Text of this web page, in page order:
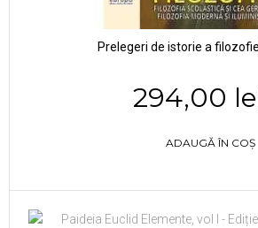
Prelegeri de istorie a filozofiei
294,00
ADAUGĂ ÎN COȘ